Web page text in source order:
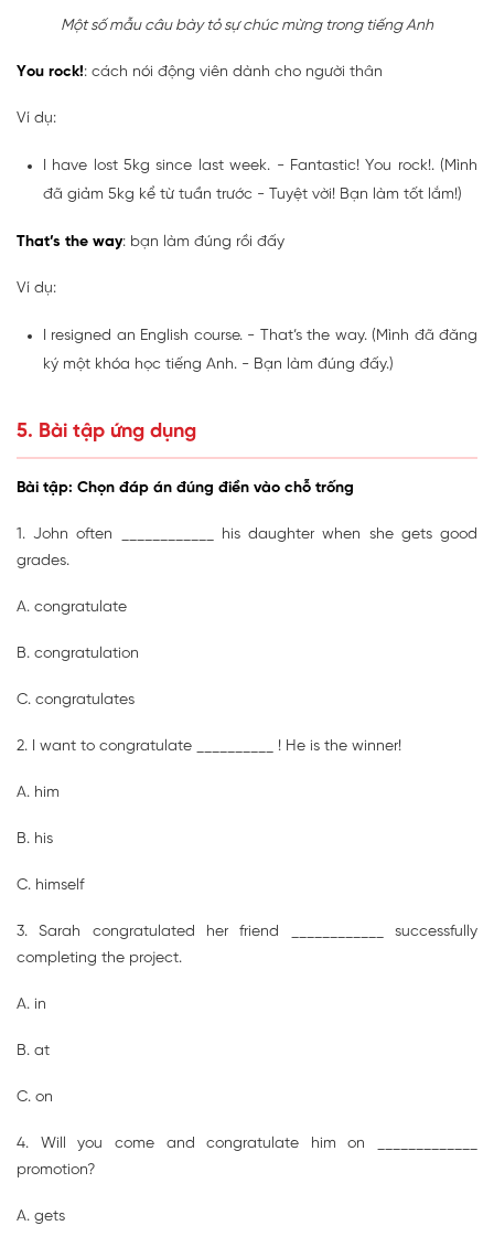
Một số mẫu câu bày tỏ sự chúc mừng trong tiếng Anh
You rock!: cách nói động viên dành cho người thân
Ví dụ:
I have lost 5kg since last week. - Fantastic! You rock!. (Mình
đã giảm 5kg kể từ tuần trước - Tuyệt vời! Bạn làm tốt lắm!)
That’s the way: bạn làm đúng rồi đấy
Ví dụ:
I resigned an English course. - That’s the way. (Mình đã đăng
ký một khóa học tiếng Anh. - Bạn làm đúng đấy.)
5. Bài tập ứng dụng
Bài tập: Chọn đáp án đúng điền vào chỗ trống
1. John often ____________ his daughter when she gets good
grades.
A. congratulate
B. congratulation
C. congratulates
2. I want to congratulate __________ ! He is the winner!
A. him
B. his
C. himself
3. Sarah congratulated her friend ____________ successfully
completing the project.
A. in
B. at
C. on
4. Will you come and congratulate him on _____________
promotion?
A. gets